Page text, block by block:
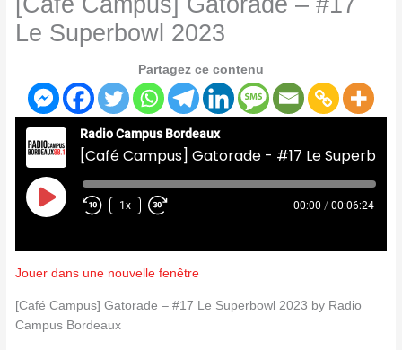
Le Superbowl 2023
Partagez ce contenu
Radio Campus Bordeaux
Play
Episode
1x 00:00 / 00:06:24
Jouer dans une nouvelle fenêtre
[Café Campus] Gatorade – #17 Le Superbowl 2023 by Radio
Campus Bordeaux